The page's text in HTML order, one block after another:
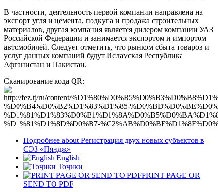
В частности, деятельность первой компании направлена на
экспорт угля и цемента, подкупа и продажа строительных
материалов, другая компания является дилером компании УАЗ
Российской Федерации и занимается экспортом и импортом
автомобилей. Следует отметить, что рынком сбыта товаров и
услуг данных компаний будут Исламская Республика
Афганистан и Пакистан.
Сканирование кода QR:
Подробнее about Регистрация двух новых субъектов в
СЭЗ «Пяндж»
English
Тоҷикӣ
PRINT PAGE OR
SEND TO PDF